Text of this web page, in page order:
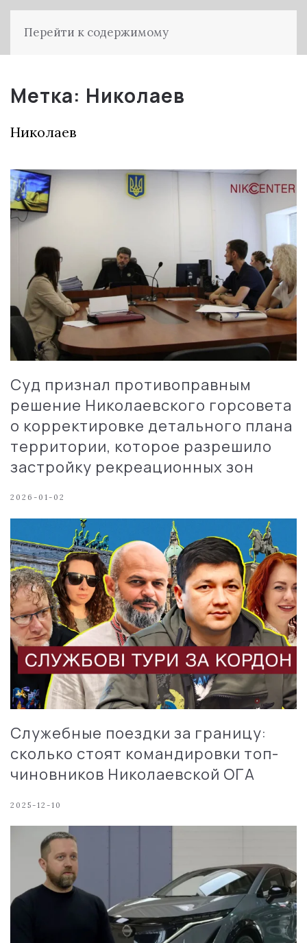
Перейти к содержимому
Метка: Николаев
Николаев
Суд признал противоправным
решение Николаевского горсовета
о корректировке детального плана
территории, которое разрешило
застройку рекреационных зон
2026-01-02
Служебные поездки за границу:
сколько стоят командировки топ-
чиновников Николаевской ОГА
2025-12-10